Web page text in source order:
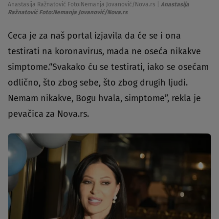
Anastasija Ražnatović Foto:Nemanja Jovanović/Nova.rs
Anastasija
Ražnatović Foto:Nemanja Jovanović/Nova.rs
Ceca je za naš portal izjavila da će se i ona
testirati na koronavirus, mada ne oseća nikakve
simptome.“Svakako ću se testirati, iako se osećam
odlično, što zbog sebe, što zbog drugih ljudi.
Nemam nikakve, Bogu hvala, simptome”, rekla je
pevačica za Nova.rs.